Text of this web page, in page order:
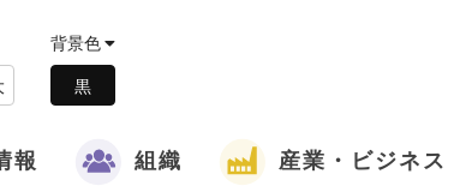
背景色
報 組織 産業・ビジネス